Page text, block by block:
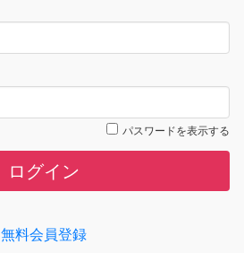
パスワードを表示する
ログイン
無料会員登録